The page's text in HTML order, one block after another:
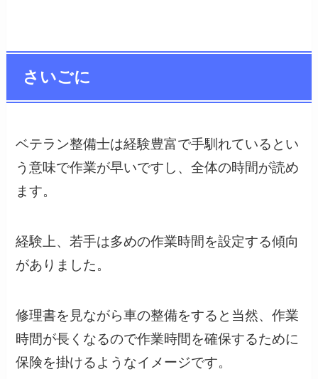
さいごに
ベテラン整備士は経験豊富で手馴れているとい
う意味で作業が早いですし、全体の時間が読め
ます。
経験上、若手は多めの作業時間を設定する傾向
がありました。
修理書を見ながら車の整備をすると当然、作業
時間が長くなるので作業時間を確保するために
保険を掛けるようなイメージです。